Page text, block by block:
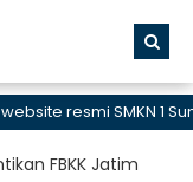
resmi SMKN 1
FBKK Jatim